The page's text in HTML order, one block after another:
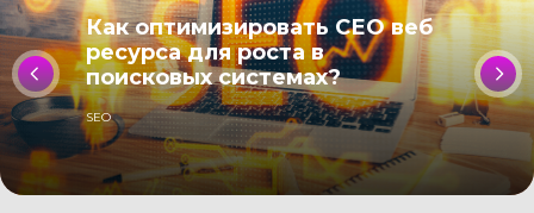
Как оптимизировать СЕО веб
ресурса для роста в
поисковых системах?
SEO